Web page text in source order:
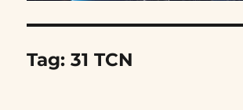
Tag:31 TCN